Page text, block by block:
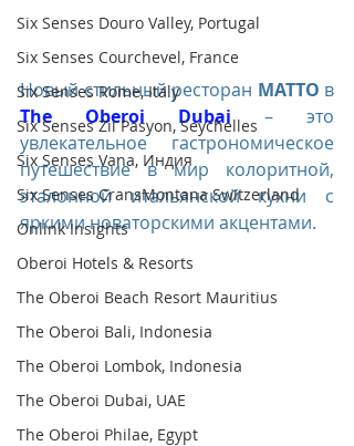
Six Senses Douro Valley, Portugal
Six Senses Courchevel, France
Six Senses Rome, Italy
Six Senses Zil Pasyon, Seychelles
Six Senses Vana, Индия
Six Senses CransMontana Switzerland
Onlink Insights
Oberoi Hotels & Resorts
The Oberoi Beach Resort Mauritius
The Oberoi Bali, Indonesia
The Oberoi Lombok, Indonesia
The Oberoi Dubai, UAE
The Oberoi Philae, Egypt
Новый стильный ресторан MATTO
The Oberoi Dubai – это
увлекательное гастрономическое
путешествие в мир колоритной,
эталонной итальянской кухни с
яркими новаторскими акцентами.